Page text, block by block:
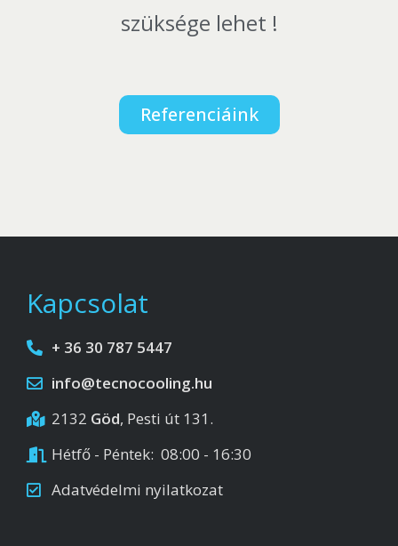
szüksége lehet !
Referenciáink
Kapcsolat
+ 36 30 787 5447
info@tecnocooling.hu
2132 Göd, Pesti út 131.
Hétfő - Péntek: 08:00 - 16:30
Adatvédelmi nyilatkozat